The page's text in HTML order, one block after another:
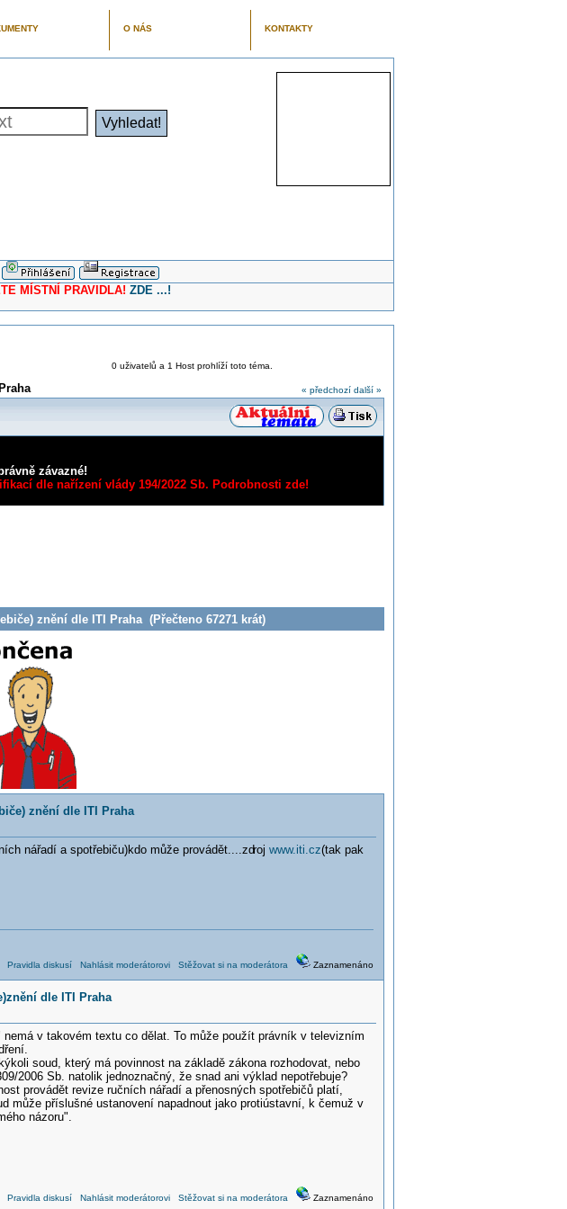
O NÁS KONTAKTY
MÍSTNÍ PRAVIDLA! ZDE ...!
0 uživatelů a 1 Host prohlíží toto téma.
« předchozí další »
závazné!
dle nařízení vlády 194/2022 Sb. Podrobnosti zde!
znění dle ITI Praha (Přečteno 67271 krát)
znění dle ITI Praha
nářadí a spotřebiču)kdo může provádět....zdrojwww.iti.cz(tak pak
Pravidla diskusí Nahlásit moderátorovi Stěžovat si na moderátora Zaznamenáno
dle ITI Praha
v takovém textu co dělat. To může použít právník v televizním
soud, který má povinnost na základě zákona rozhodovat, nebo
2006 Sb. natolik jednoznačný, že snad ani výklad nepotřebuje?
provádět revize ručních nářadí a přenosných spotřebičů platí,
může příslušné ustanovení napadnout jako protiústavní, k čemuž v
názoru".
Pravidla diskusí Nahlásit moderátorovi Stěžovat si na moderátora Zaznamenáno